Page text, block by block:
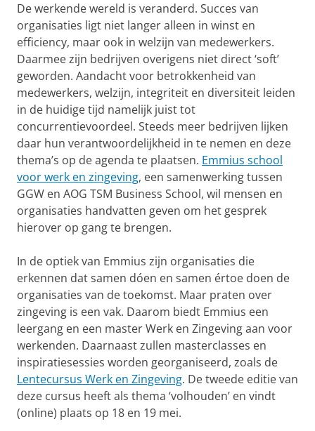
De werkende wereld is veranderd. Succes van
organisaties ligt niet langer alleen in winst en
efficiency, maar ook in welzijn van medewerkers.
Daarmee zijn bedrijven overigens niet direct ‘soft’
geworden. Aandacht voor betrokkenheid van
medewerkers, welzijn, integriteit en diversiteit leiden
in de huidige tijd namelijk juist tot
concurrentievoordeel. Steeds meer bedrijven lijken
daar hun verantwoordelijkheid in te nemen en deze
thema’s op de agenda te plaatsen. Emmius school
voor werk en zingeving, een samenwerking tussen
GGW en AOG TSM Business School, wil mensen en
organisaties handvatten geven om het gesprek
hierover op gang te brengen.
In de optiek van Emmius zijn organisaties die
erkennen dat samen dóen en samen értoe doen de
organisaties van de toekomst. Maar praten over
zingeving is een vak. Daarom biedt Emmius een
leergang en een master Werk en Zingeving aan voor
werkenden. Daarnaast zullen masterclasses en
inspiratiesessies worden georganiseerd, zoals de
Lentecursus Werk en Zingeving. De tweede editie van
deze cursus heeft als thema ‘volhouden’ en vindt
(online) plaats op 18 en 19 mei.